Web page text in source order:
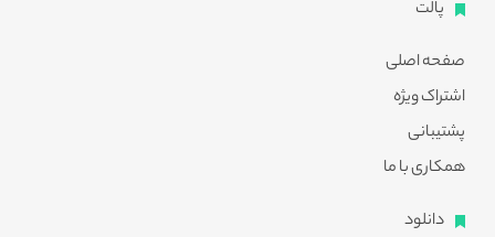
پالت
صفحه اصلی
اشتراک ویژه
پشتیبانی
همکاری با ما
دانلود